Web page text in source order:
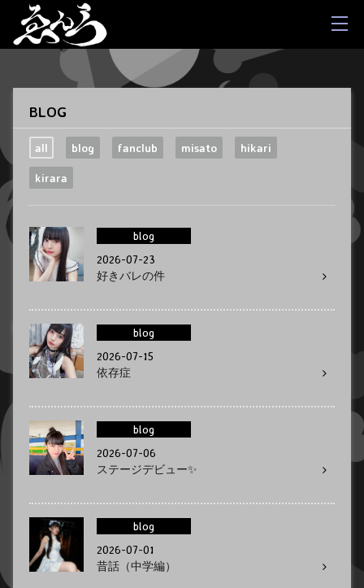
BLOG
all blog fanclub misato hikari
kirara
blog
2026-07-23
好きバレの件
blog
2026-07-15
依存症
blog
2026-07-06
ステージデビュー✨
blog
2026-07-01
昔話（中学編）